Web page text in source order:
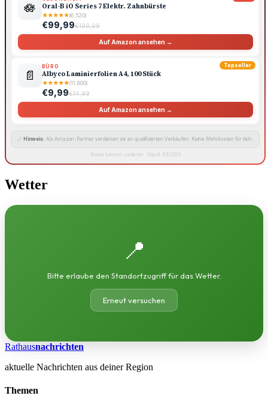
🪷 Oral-B iO Series 7 Elektr. Zahnbürste
★★★★★(6.520)
€99,99€199,99
Auf Amazon ansehen →
Topseller
📄
BÜRO
Albyco Laminierfolien A4, 100 Stück
★★★★★(11.800)
€9,99€14,99
Auf Amazon ansehen →
🔗 Hinweis: Als Amazon-Partner verdienen wir an qualifizierten Verkäufen. Keine Mehrkosten für dich.
Preise können variieren · Stand: 8.8.2026
Wetter
📍
Bitte erlaube den Standortzugriff für das Wetter.
Erneut versuchen
Rathausnachrichten
aktuelle Nachrichten aus deiner Region
Themen